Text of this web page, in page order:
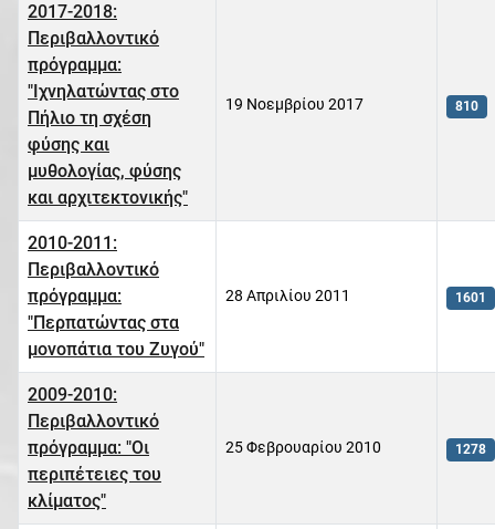
2017-2018:
Περιβαλλοντικό
πρόγραμμα:
"Ιχνηλατώντας στο
Πήλιο τη σχέση
φύσης και
μυθολογίας, φύσης
και αρχιτεκτονικής"
19 Νοεμβρίου 2017 810
2010-2011:
Περιβαλλοντικό
πρόγραμμα:
"Περπατώντας στα
μονοπάτια του Ζυγού"
28 Απριλίου 2011 1601
2009-2010:
Περιβαλλοντικό
πρόγραμμα: "Οι
περιπέτειες του
κλίματος"
25 Φεβρουαρίου 2010 1278